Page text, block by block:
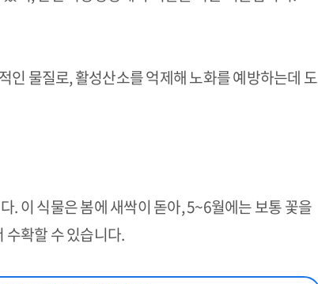
인 물질로, 활성산소를 억제해 노화를 예방하는데 도
. 이 식물은 봄에 새싹이 돋아, 5~6월에는 보통 꽃을
수확할 수 있습니다.